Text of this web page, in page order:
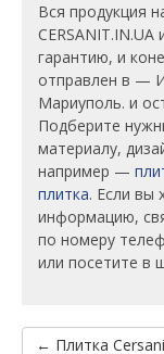
Вся продукция
гарантию, и
отправлен в —
Мариуполь. и
Подберите
материалу,
например —
плитка. Если вы
информацию,
по номеру
или посетите в
← Плитка